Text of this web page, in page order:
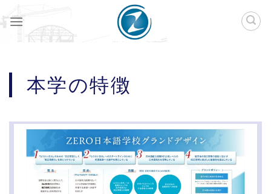
to
content
本学の特徴